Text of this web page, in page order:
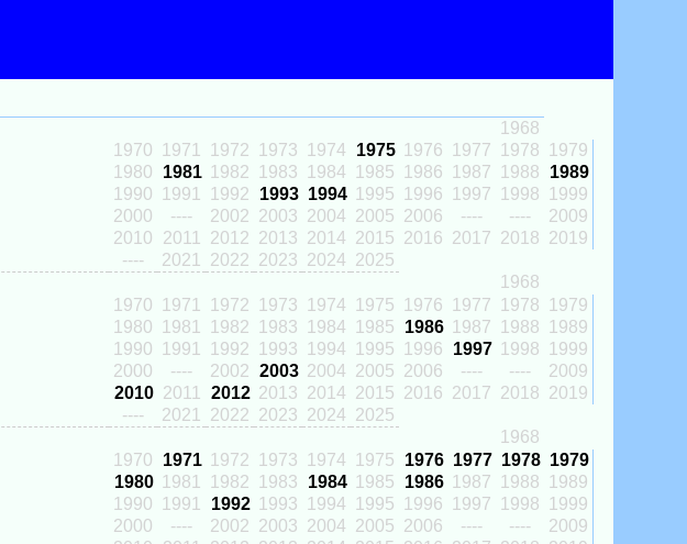
1968
1970
1971 1972 1973 1974 1975 1976 1977 1978
1979
1980
1981 1982 1983 1984 1985 1986 1987 1988
1989
1990
1991 1992 1993 1994 1995 1996 1997 1998
1999
2000
---- 2002 2003 2004 2005 2006 ---- ----
2009
2010
2011 2012 2013 2014 2015 2016 2017 2018 2019
----
2021 2022 2023 2024 2025
1968
1970
1971 1972 1973 1974 1975 1976 1977 1978
1979
1980
1981 1982 1983 1984 1985 1986 1987 1988
1989
1990
1991 1992 1993 1994 1995 1996 1997 1998
1999
2000
---- 2002 2003 2004 2005 2006 ---- ----
2009
2010 2011 2012 2013 2014 2015 2016 2017 2018 2019
----
2021 2022 2023 2024 2025
1968
1970
1971 1972 1973 1974 1975 1976 1977 1978 1979
1980 1981 1982 1983 1984 1985 1986 1987 1988
1989
1990
1991 1992 1993 1994 1995 1996 1997 1998
1999
2000
---- 2002 2003 2004 2005 2006 ---- ----
2009